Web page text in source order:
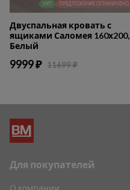
ХИТ ПРЕДЛОЖЕНИЕ ОГРАНИЧЕНО
Двуспальная кровать с
ящиками Саломея 160х200,
Белый
9999 ₽ 11699 ₽
Для покупателей